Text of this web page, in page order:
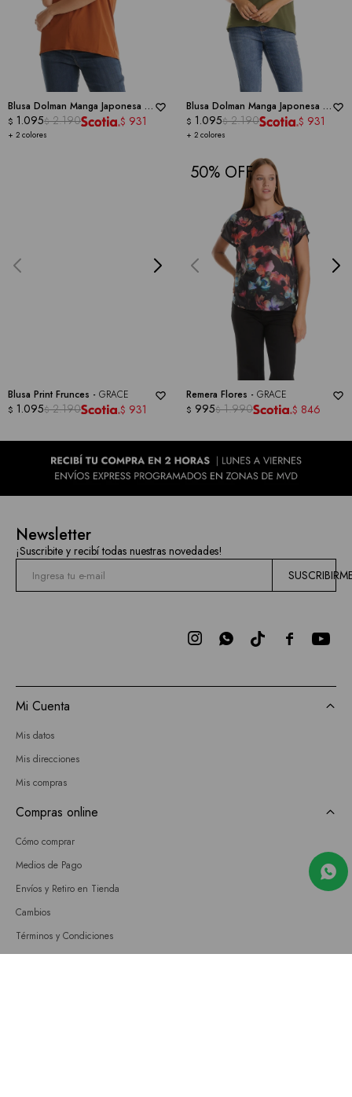
Blusa Dolman Manga Japonesa -
GRACE
+ 2 colores
$ 1.095$ 2.190 $ 931
Blusa Dolman Manga Japonesa -
GRACE
+ 2 colores
$ 1.095$ 2.190 $ 931
50
Blusa Print Frunces - GRACE
$ 1.095$ 2.190 $ 931
50
Remera Flores - GRACE
$ 995$ 1.990 $ 846
Newsletter
¡Suscribite y recibí todas nuestras novedades!

 
Mi Cuenta
Mis datos
Mis direcciones
Mis compras
Compras online
Cómo comprar
Medios de Pago
Envíos y Retiro en Tienda
Cambios
Términos y Condiciones